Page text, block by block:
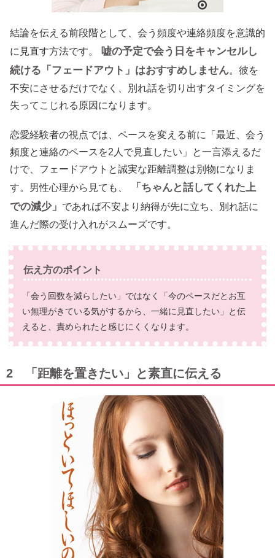
結論を伝える前段階として、会う頻度や連絡頻度を意識的
に見直す方法です。
嘘の予定で会う日をキャンセルし
続ける「フェードアウト」はおすすめしません。彼を
不安にさせるだけでなく、別れ話を切り出すタイミングを
失ってこじれる原因になります。
恋愛経験者の視点では、ペースを変える前に「最近、会う
頻度と連絡のペースを2人で見直したい」と一言添えるだ
けで、フェードアウトと誠実な距離調整は別物になりま
す。男性心理から見ても、
「ちゃんと話してくれた上
での減少」 であれば不安より納得が先に立ち、別れ話に
進んだ際の受け入れがスムーズです。
伝え方のポイント
「会う回数を減らしたい」ではなく「今のペースだとお互
い無理がきている気がするから、一緒に見直したい」と伝
えると、責められたと感じにくくなります。
2 「距離を置きたい」と素直に伝える